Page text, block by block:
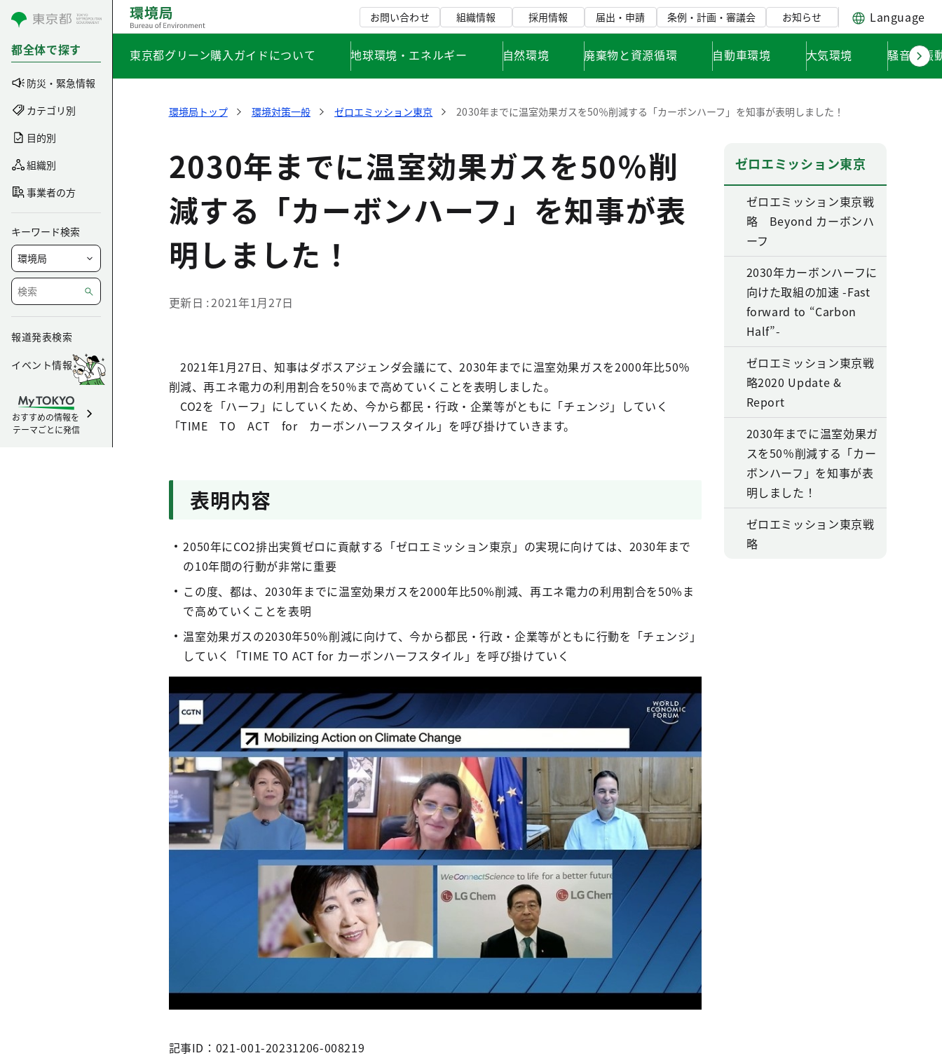
コンテンツにスキップ
都全体で探す
防災・緊急情報
カテゴリ別
目的別
組織別
事業者の方
キーワード検索
報道発表検索
イベント情報
おすすめの情報を
テーマごとに発信
お問い合わせ 組織情報 採用情報 届出・申請 条例・計画・審議会 お知らせ Language
東京都グリーン購入ガイドについて 地球環境・エネルギー 自然環境 廃棄物と資源循環 自動車環境 大気環境 騒音・振
環境局トップ 環境対策一般 ゼロエミッション東京 2030年までに温室効果ガスを50％削減する「カーボンハーフ」を知事が表明しました！
2030年までに温室効果ガスを50％削
減する「カーボンハーフ」を知事が表
明しました！
更新日 2021年1月27日
2021年1月27日、知事はダボスアジェンダ会議にて、2030年までに温室効果ガスを2000年比50％
削減、再エネ電力の利用割合を50％まで高めていくことを表明しました。
CO2を「ハーフ」にしていくため、今から都民・行政・企業等がともに「チェンジ」していく
「TIME TO ACT for カーボンハーフスタイル」を呼び掛けていきます。
表明内容
2050年にCO2排出実質ゼロに貢献する「ゼロエミッション東京」の実現に向けては、2030年まで
の10年間の行動が非常に重要
この度、都は、2030年までに温室効果ガスを2000年比50%削減、再エネ電力の利用割合を50%ま
で高めていくことを表明
温室効果ガスの2030年50％削減に向けて、今から都民・行政・企業等がともに行動を「チェンジ」
していく「TIME TO ACT for カーボンハーフスタイル」を呼び掛けていく
記事ID：021-001-20231206-008219
ゼロエミッション東京
ゼロエミッション東京戦
略 Beyond カーボンハ
ーフ
2030年カーボンハーフに
向けた取組の加速 -Fast
forward to “Carbon
Half”-
ゼロエミッション東京戦
略2020 Update &
Report
2030年までに温室効果ガ
スを50％削減する「カー
ボンハーフ」を知事が表
明しました！
ゼロエミッション東京戦
略